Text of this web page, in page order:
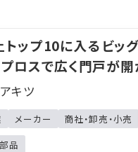
ップ10に入るビッ
ロスで広く門戸が開
キツ
メーカー
商社・卸売・小売
品